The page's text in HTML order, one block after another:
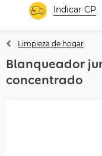
Indicar CP
Limpieza de hogar
Blanqueador
concentrado